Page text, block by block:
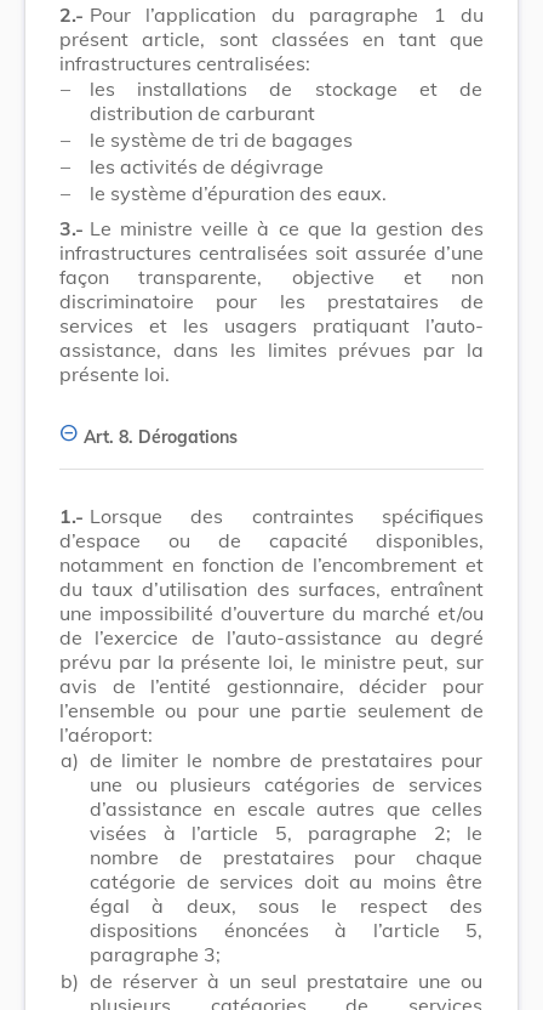
2.- Pour l’application du paragraphe 1 du
présent article, sont classées en tant que
infrastructures centralisées:
–
les installations de stockage et de
distribution de carburant
–
le système de tri de bagages
–
les activités de dégivrage
–
le système d’épuration des eaux.
3.- Le ministre veille à ce que la gestion des
infrastructures centralisées soit assurée d’une
façon transparente, objective et non
discriminatoire pour les prestataires de
services et les usagers pratiquant l’auto-
assistance, dans les limites prévues par la
présente loi.
Art. 8. Dérogations
1.- Lorsque des contraintes spécifiques
d’espace ou de capacité disponibles,
notamment en fonction de l’encombrement et
du taux d’utilisation des surfaces, entraînent
une impossibilité d’ouverture du marché et/ou
de l’exercice de l’auto-assistance au degré
prévu par la présente loi, le ministre peut, sur
avis de l’entité gestionnaire, décider pour
l’ensemble ou pour une partie seulement de
l’aéroport:
a) de limiter le nombre de prestataires pour
une ou plusieurs catégories de services
d’assistance en escale autres que celles
visées à l’article 5, paragraphe 2; le
nombre de prestataires pour chaque
catégorie de services doit au moins être
égal à deux, sous le respect des
dispositions énoncées à l’article 5,
paragraphe 3;
b) de réserver à un seul prestataire une ou
plusieurs catégories de services